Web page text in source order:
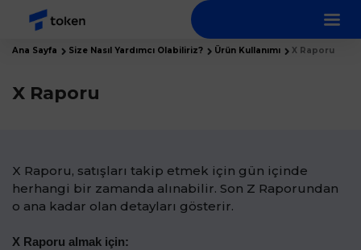
Ana Sayfa Size Nasıl Yardımcı Olabiliriz? Ürün Kullanımı X Raporu
X Raporu
X Raporu, satışları takip etmek için gün içinde
herhangi bir zamanda alınabilir. Son Z Raporundan
o ana kadar olan detayları gösterir.
X Raporu almak için: